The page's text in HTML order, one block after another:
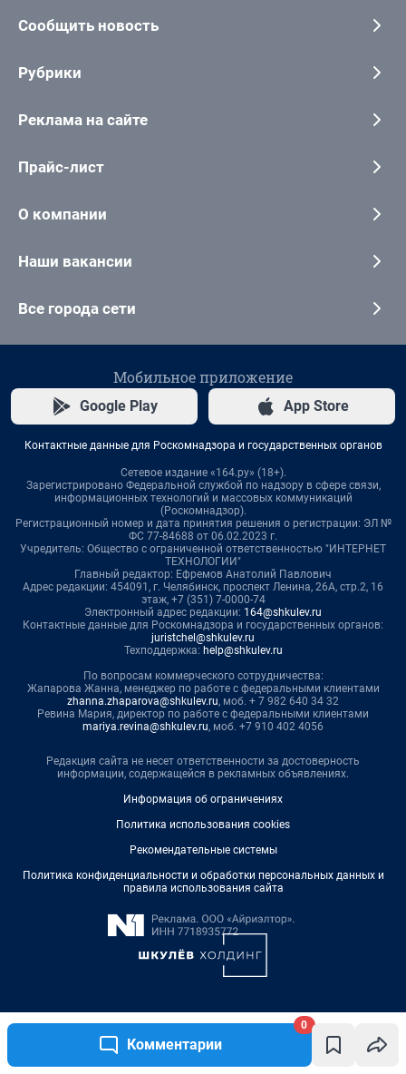
Комментарии
0
Сообщить новость
Рубрики
Реклама на сайте
Прайс-лист
О компании
Наши вакансии
Все города сети
Мобильное приложение
Google Play App Store
Контактные данные для Роскомнадзора и государственных органов
Сетевое издание «164.ру» (18+).
Зарегистрировано Федеральной службой по надзору в сфере связи,
информационных технологий и массовых коммуникаций
(Роскомнадзор).
Регистрационный номер и дата принятия решения о регистрации: ЭЛ №
ФС 77-84688 от 06.02.2023 г.
Учредитель: Общество с ограниченной ответственностью "ИНТЕРНЕТ
ТЕХНОЛОГИИ"
Главный редактор: Ефремов Анатолий Павлович
Адрес редакции: 454091, г. Челябинск, проспект Ленина, 26А, стр.2, 16
этаж, +7 (351) 7-0000-74
Электронный адрес редакции: 164@shkulev.ru
Контактные данные для Роскомнадзора и государственных органов:
juristchel@shkulev.ru
Техподдержка: help@shkulev.ru
По вопросам коммерческого сотрудничества:
Жапарова Жанна, менеджер по работе с федеральными клиентами
zhanna.zhaparova@shkulev.ru, моб. + 7 982 640 34 32
Ревина Мария, директор по работе с федеральными клиентами
mariya.revina@shkulev.ru, моб. +7 910 402 4056
Редакция сайта не несет ответственности за достоверность
информации, содержащейся в рекламных объявлениях.
Информация об ограничениях
Политика использования cookies
Рекомендательные системы
Политика конфиденциальности и обработки персональных данных и
правила использования сайта
© ООО «Сеть городских порталов»
© ООО «Интернет Технологии»